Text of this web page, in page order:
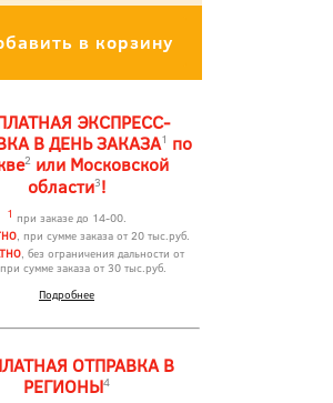
ЭКСПРЕСС-
В ДЕНЬ ЗАКАЗА1 по
2 или Московской
области3!
1 при заказе до 14-00.
, при сумме заказа от 20 тыс.руб.
, без ограничения дальности от
сумме заказа от 30 тыс.руб.
Подробнее
ОТПРАВКА В
РЕГИОНЫ4